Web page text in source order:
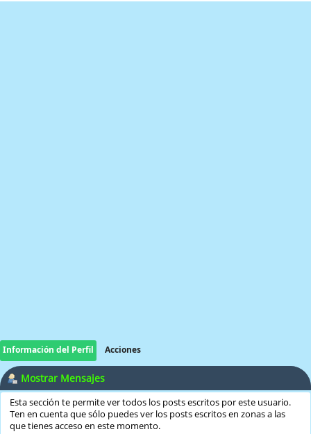
Información del Perfil Acciones
Mostrar Mensajes
Esta sección te permite ver todos los posts escritos por este usuario.
Ten en cuenta que sólo puedes ver los posts escritos en zonas a las
que tienes acceso en este momento.